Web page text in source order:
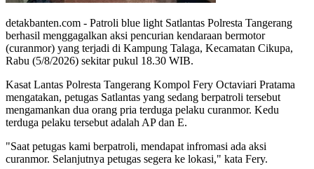
detakbanten.com - Patroli blue light Satlantas Polresta Tangerang
berhasil menggagalkan aksi pencurian kendaraan bermotor
(curanmor) yang terjadi di Kampung Talaga, Kecamatan Cikupa,
Rabu (5/8/2026) sekitar pukul 18.30 WIB.
Kasat Lantas Polresta Tangerang Kompol Fery Octaviari Pratama
mengatakan, petugas Satlantas yang sedang berpatroli tersebut
mengamankan dua orang pria terduga pelaku curanmor. Kedu
terduga pelaku tersebut adalah AP dan E.
"Saat petugas kami berpatroli, mendapat infromasi ada aksi
curanmor. Selanjutnya petugas segera ke lokasi," kata Fery.